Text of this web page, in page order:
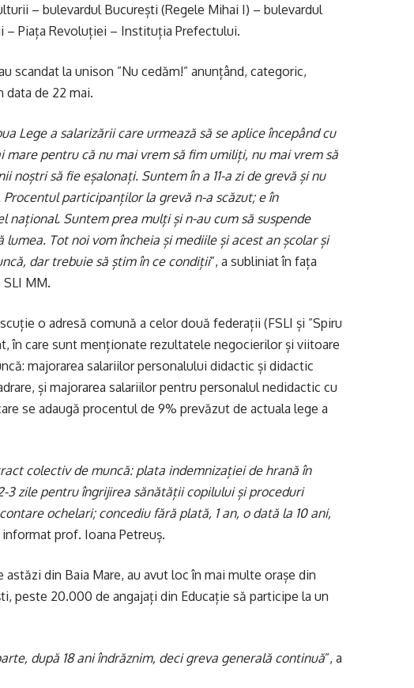
– bulevardul București (Regele Mihai I) – bulevardul
– Piața Revoluției – Instituția Prefectului.
scandat la unison ”Nu cedăm!” anunțând, categoric,
data de 22 mai.
Lege a salarizării care urmează să se aplice începând cu
mare pentru că nu mai vrem să fim umiliți, nu mai vrem să
noștri să fie eșalonați. Suntem în a 11-a zi de grevă și nu
participanților la grevă n-a scăzut; e în
național. Suntem prea mulți și n-au cum să suspende
Tot noi vom încheia și mediile și acest an școlar și
dar trebuie să știm în ce condiții”, a subliniat în fața
MM.
o adresă comună a celor două federații (FSLI și ”Spiru
în care sunt menționate rezultatele negocierilor și viitoare
majorarea salariilor personalului didactic și didactic
și majorarea salariilor pentru personalul nedidactic cu
se adaugă procentul de 9% prevăzut de actuala lege a
colectiv de muncă: plata indemnizației de hrană în
3 zile pentru îngrijirea sănătății copilului și proceduri
ochelari; concediu fără plată, 1 an, o dată la 10 ani,
informat prof. Ioana Petreuș.
din Baia Mare, au avut loc în mai multe orașe din
peste 20.000 de angajați din Educație să participe la un
după 18 ani îndrăznim, deci greva generală continuă”, a